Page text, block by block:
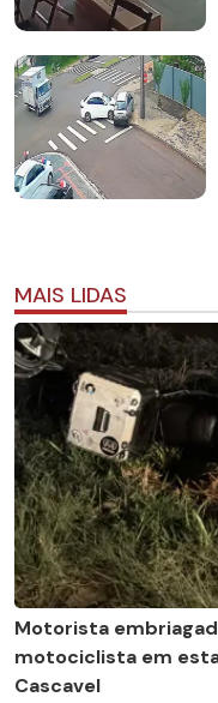
MAIS LIDAS
Motorista
motociclista em
Cascavel